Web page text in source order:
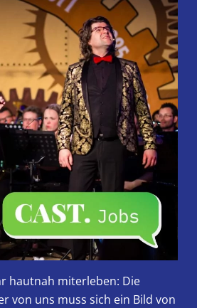
hautnah miterleben: Die
von uns muss sich ein Bild von